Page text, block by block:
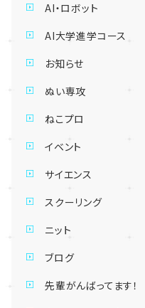
AI・ロボット
AI大学進学コース
お知らせ
ぬい専攻
ねこプロ
イベント
サイエンス
スクーリング
ニット
ブログ
先輩がんばってます！